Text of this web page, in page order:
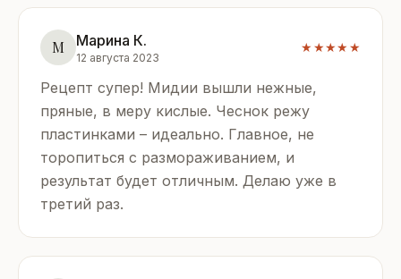
М Марина К.
12 августа 2023
★★★★★
Рецепт супер! Мидии вышли нежные,
пряные, в меру кислые. Чеснок режу
пластинками – идеально. Главное, не
торопиться с размораживанием, и
результат будет отличным. Делаю уже в
третий раз.